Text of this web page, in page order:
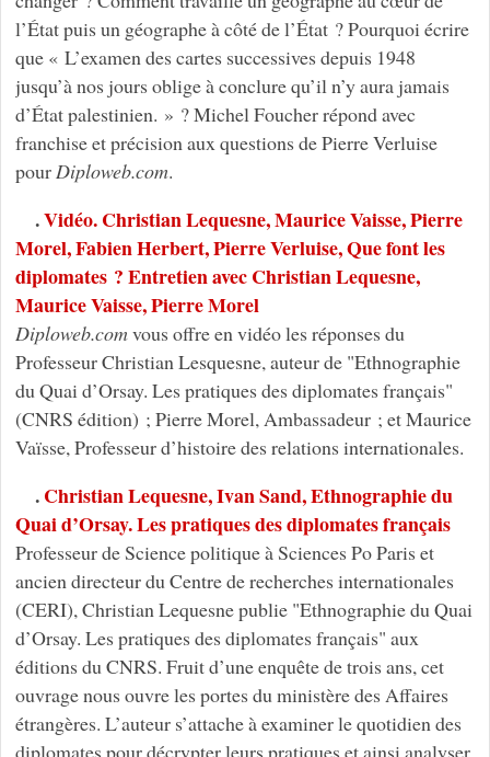
l’État puis un géographe à côté de l’État ? Pourquoi écrire
que « L’examen des cartes successives depuis 1948
jusqu’à nos jours oblige à conclure qu’il n’y aura jamais
d’État palestinien. » ? Michel Foucher répond avec
franchise et précision aux questions de Pierre Verluise
pourDiploweb.com.
.Vidéo. Christian Lequesne, Maurice Vaisse, Pierre
Morel, Fabien Herbert, Pierre Verluise, Que font les
diplomates ? Entretien avec Christian Lequesne,
Maurice Vaisse, Pierre Morel
Diploweb.comvous offre en vidéo les réponses du
Professeur Christian Lesquesne, auteur de "Ethnographie
du Quai d’Orsay. Les pratiques des diplomates français"
(CNRS édition) ; Pierre Morel, Ambassadeur ; et Maurice
Vaïsse, Professeur d’histoire des relations internationales.
.Christian Lequesne, Ivan Sand, Ethnographie du
Quai d’Orsay. Les pratiques des diplomates français
Professeur de Science politique à Sciences Po Paris et
ancien directeur du Centre de recherches internationales
(CERI), Christian Lequesne publie "Ethnographie du Quai
d’Orsay. Les pratiques des diplomates français" aux
éditions du CNRS. Fruit d’une enquête de trois ans, cet
ouvrage nous ouvre les portes du ministère des Affaires
étrangères. L’auteur s’attache à examiner le quotidien des
diplomates pour décrypter leurs pratiques et ainsi analyser